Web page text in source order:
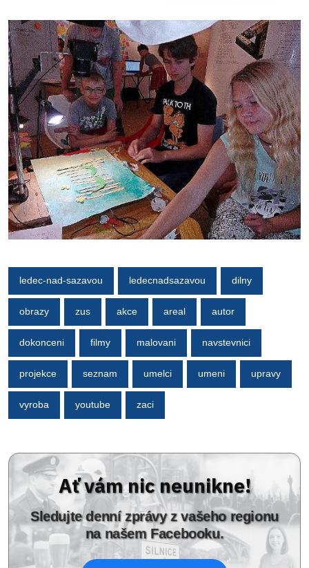
ledec-nad-sazavou ledecnadsazavou dilny
obrazy zus akce areal autor
dokonceni filmy malovani navstevnici
projekce seznam umelci umeni upravy
vyroba youtube zaci
Ať vám nic neunikne!
Sledujte denní zprávy z vašeho regionu
na našem Facebooku.